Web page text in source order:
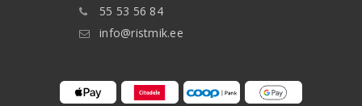
55 53 56 84
info@ristmik.ee